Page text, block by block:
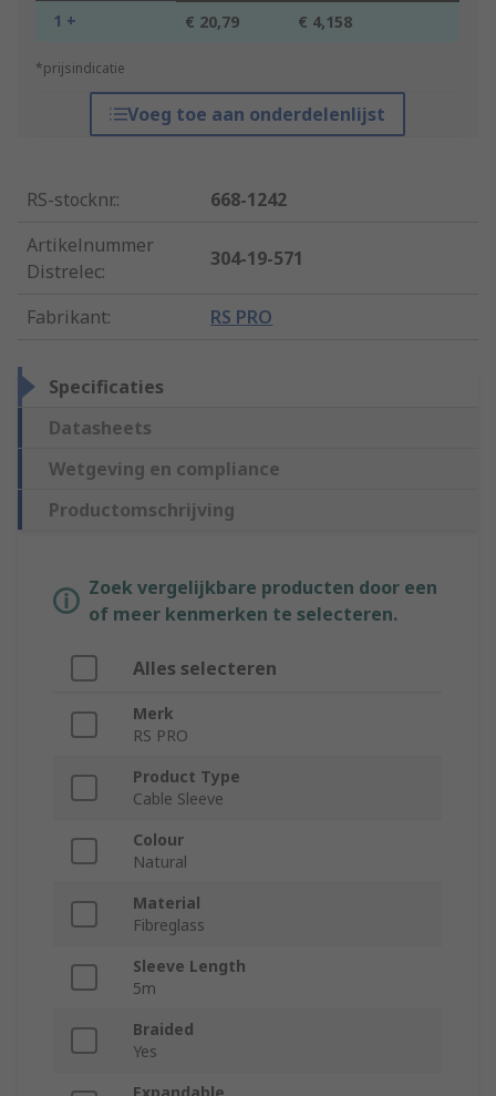
1 + € 20,79 € 4,158
*prijsindicatie
Voeg toe aan onderdelenlijst
RS-stocknr.:
668-1242
Artikelnummer
Distrelec:
304-19-571
Fabrikant: RS PRO
Specificaties
Datasheets
Wetgeving en compliance
Productomschrijving
Zoek vergelijkbare producten door een
of meer kenmerken te selecteren.
Alles selecteren
Merk
RS PRO
Product Type
Cable Sleeve
Colour
Natural
Material
Fibreglass
Sleeve Length
5m
Braided
Yes